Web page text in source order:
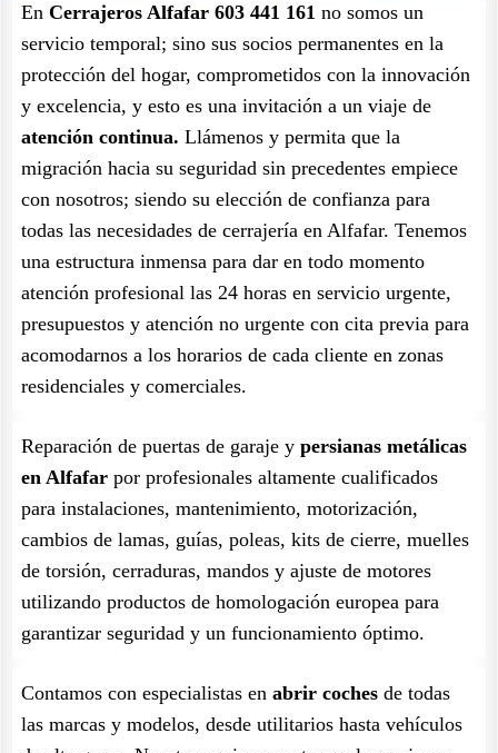
En Cerrajeros Alfafar 603 441 161 no somos un
servicio temporal; sino sus socios permanentes en la
protección del hogar, comprometidos con la innovación
y excelencia, y esto es una invitación a un viaje de
atención continua. Llámenos y permita que la
migración hacia su seguridad sin precedentes empiece
con nosotros; siendo su elección de confianza para
todas las necesidades de cerrajería en Alfafar. Tenemos
una estructura inmensa para dar en todo momento
atención profesional las 24 horas en servicio urgente,
presupuestos y atención no urgente con cita previa para
acomodarnos a los horarios de cada cliente en zonas
residenciales y comerciales.
Reparación de puertas de garaje y persianas metálicas
en Alfafar por profesionales altamente cualificados
para instalaciones, mantenimiento, motorización,
cambios de lamas, guías, poleas, kits de cierre, muelles
de torsión, cerraduras, mandos y ajuste de motores
utilizando productos de homologación europea para
garantizar seguridad y un funcionamiento óptimo.
Contamos con especialistas en abrir coches de todas
las marcas y modelos, desde utilitarios hasta vehículos